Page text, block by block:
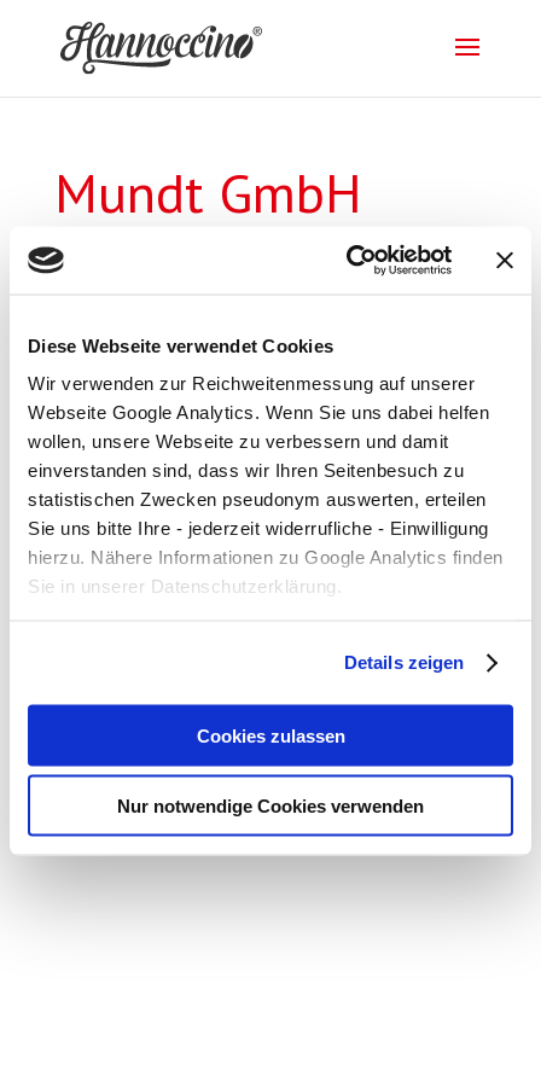
Diese Webseite verwendet Cookies
Wir verwenden zur Reichweitenmessung auf unserer
Webseite Google Analytics. Wenn Sie uns dabei helfen
wollen, unsere Webseite zu verbessern und damit
einverstanden sind, dass wir Ihren Seitenbesuch zu
statistischen Zwecken pseudonym auswerten, erteilen
Sie uns bitte Ihre - jederzeit widerrufliche - Einwilligung
hierzu. Nähere Informationen zu Google Analytics finden
Sie in unserer Datenschutzerklärung.
Details zeigen
Cookies zulassen
Nur notwendige Cookies verwenden
Mundt GmbH
Hannover
Datenschutz